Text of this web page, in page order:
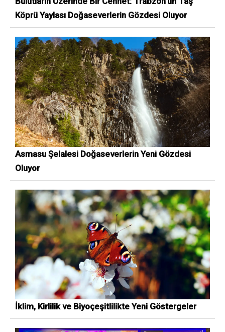
Köprü Yaylası Doğaseverlerin Gözdesi Oluyor
Asmasu Şelalesi Doğaseverlerin Yeni Gözdesi
Oluyor
İklim, Kirlilik ve Biyoçeşitlilikte Yeni Göstergeler